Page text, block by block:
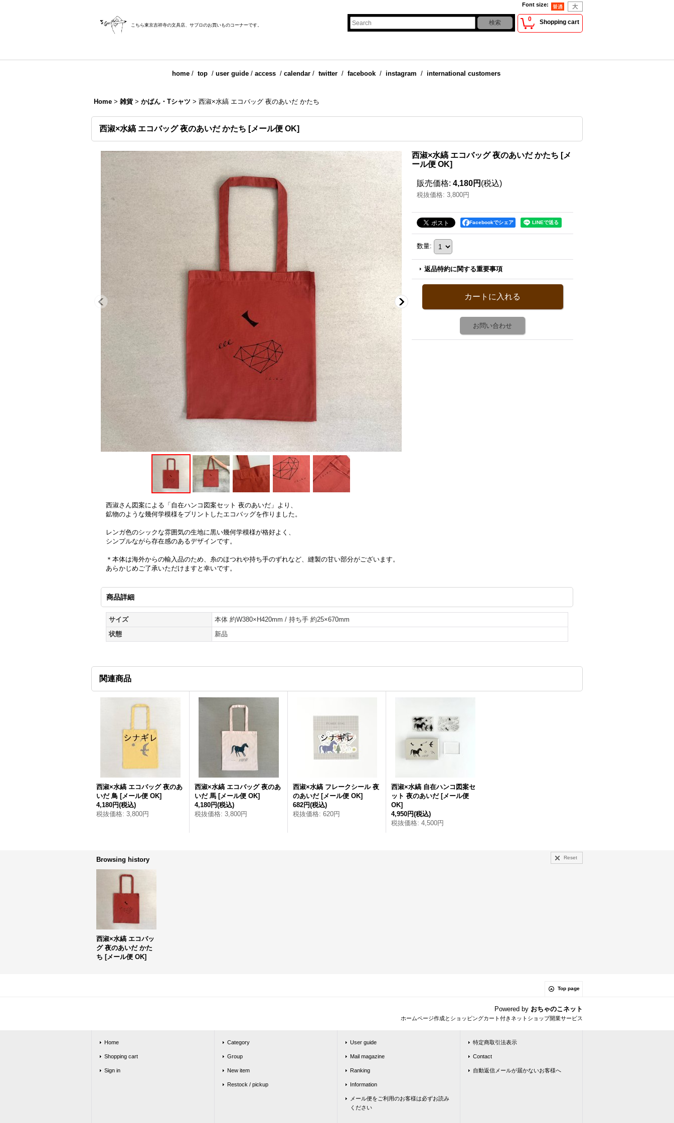
Font size:
こちら東京吉祥寺の文具店、サブロのお買いものコーナーです。
0 Shopping cart
home/ top/ user guide/ access/ calendar/ twitter/ facebook/ instagram / international customers
Home > 雑貨 > かばん・Tシャツ > 西淑×水縞 エコバッグ 夜のあいだ かたち
西淑×水縞 エコバッグ 夜のあいだ かたち [メール便 OK]
西淑×水縞 エコバッグ 夜のあいだ かたち [メ
ール便 OK]
販売価格: 4,180円 (税込)
税抜価格: 3,800円
Facebookでシェア
数量:
返品特約に関する重要事項
お問い合わせ
西淑さん図案による「自在ハンコ図案セット 夜のあいだ」より、
鉱物のような幾何学模様をプリントしたエコバッグを作りました。
レンガ色のシックな雰囲気の生地に黒い幾何学模様が格好よく、
シンプルながら存在感のあるデザインです。
＊本体は海外からの輸入品のため、糸のほつれや持ち手のずれなど、縫製の甘い部分がございます。
あらかじめご了承いただけますと幸いです。
商品詳細
サイズ
本体 約W380×H420mm / 持ち手 約25×670mm
状態
新品
関連商品
西淑×水縞 エコバッグ 夜のあ
いだ 鳥 [メール便 OK]
4,180円(税込)
税抜価格: 3,800円
西淑×水縞 エコバッグ 夜のあ
いだ 馬 [メール便 OK]
4,180円(税込)
税抜価格: 3,800円
西淑×水縞 フレークシール 夜
のあいだ [メール便 OK]
682円(税込)
税抜価格: 620円
西淑×水縞 自在ハンコ図案セ
ット 夜のあいだ [メール便
OK]
4,950円(税込)
税抜価格: 4,500円
Browsing history Reset
西淑×水縞 エコバッ
グ 夜のあいだ かた
ち [メール便 OK]
Top page
Powered by おちゃのこネット
ホームページ作成とショッピングカート付きネットショップ開業サービス
Home
Shopping cart
Sign in
Category
Group
New item
Restock / pickup
User guide
Mail magazine
Ranking
Information
メール便をご利用のお客様は必ずお読み
ください
特定商取引法表示
Contact
自動返信メールが届かないお客様へ